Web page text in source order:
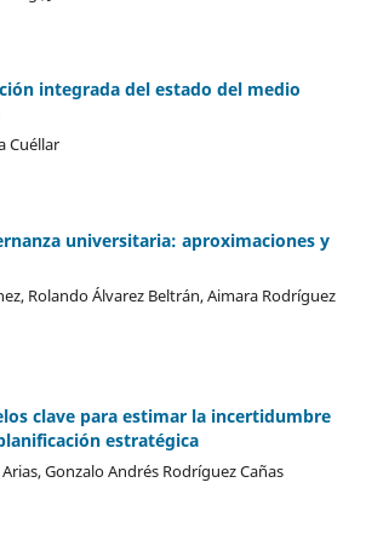
integrada del estado del medio
Cuéllar
universitaria: aproximaciones y
Rolando Álvarez Beltrán, Aimara Rodríguez
clave para estimar la incertidumbre
estratégica
Gonzalo Andrés Rodríguez Cañas